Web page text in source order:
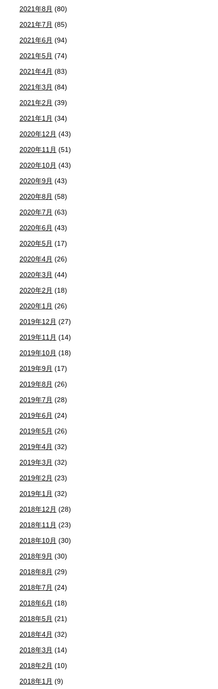
2021年8月 (80)
2021年7月 (85)
2021年6月 (94)
2021年5月 (74)
2021年4月 (83)
2021年3月 (84)
2021年2月 (39)
2021年1月 (34)
2020年12月 (43)
2020年11月 (51)
2020年10月 (43)
2020年9月 (43)
2020年8月 (58)
2020年7月 (63)
2020年6月 (43)
2020年5月 (17)
2020年4月 (26)
2020年3月 (44)
2020年2月 (18)
2020年1月 (26)
2019年12月 (27)
2019年11月 (14)
2019年10月 (18)
2019年9月 (17)
2019年8月 (26)
2019年7月 (28)
2019年6月 (24)
2019年5月 (26)
2019年4月 (32)
2019年3月 (32)
2019年2月 (23)
2019年1月 (32)
2018年12月 (28)
2018年11月 (23)
2018年10月 (30)
2018年9月 (30)
2018年8月 (29)
2018年7月 (24)
2018年6月 (18)
2018年5月 (21)
2018年4月 (32)
2018年3月 (14)
2018年2月 (10)
2018年1月 (9)